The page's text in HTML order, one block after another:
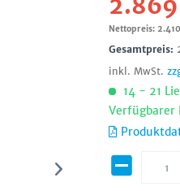
Nettopreis:
Gesamtpreis:
inkl. MwSt.
14 - 21
Verfügbarer